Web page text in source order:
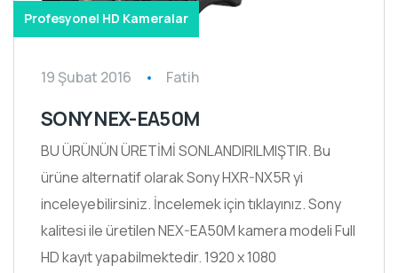
Profesyonel HD Kameralar
19 Şubat 2016 Fatih
SONY NEX-EA50M
BU ÜRÜNÜN ÜRETİMİ SONLANDIRILMIŞTIR. Bu
ürüne alternatif olarak Sony HXR-NX5R yi
inceleyebilirsiniz. İncelemek için tıklayınız. Sony
kalitesi ile üretilen NEX-EA50M kamera modeli Full
HD kayıt yapabilmektedir. 1920 x 1080